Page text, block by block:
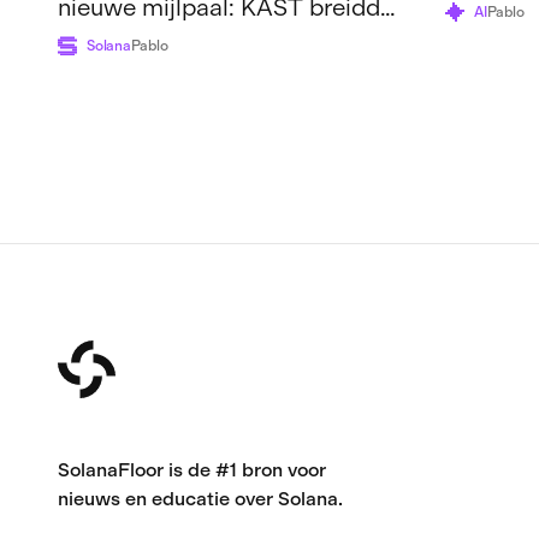
nieuwe mijlpaal: KAST breidde
zijn voorsprong uit, ...
Solana Pablo
Shaw
AI Pablo
SolanaFloor is de #1 bron voor
nieuws en educatie over Solana.